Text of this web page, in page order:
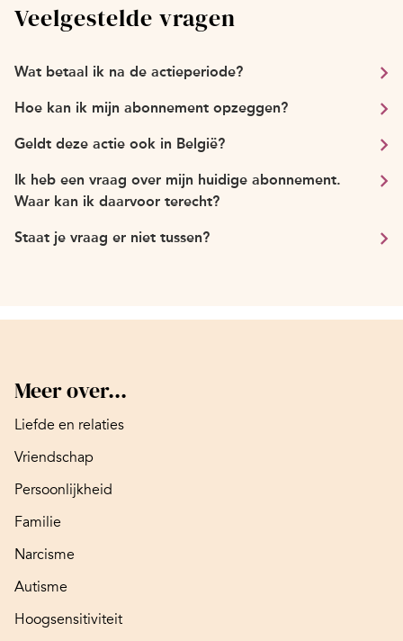
Veelgestelde vragen
Wat betaal ik na de actieperiode?
Hoe kan ik mijn abonnement opzeggen?
Geldt deze actie ook in België?
Ik heb een vraag over mijn huidige abonnement.
Waar kan ik daarvoor terecht?
Staat je vraag er niet tussen?
Meer over...
Liefde en relaties
Vriendschap
Persoonlijkheid
Familie
Narcisme
Autisme
Hoogsensitiviteit